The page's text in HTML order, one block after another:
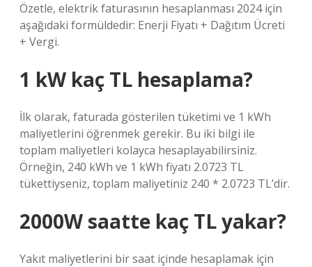
Özetle, elektrik faturasının hesaplanması 2024 için
aşağıdaki formüldedir: Enerji Fiyatı + Dağıtım Ücreti
+ Vergi.
1 kW kaç TL hesaplama?
İlk olarak, faturada gösterilen tüketimi ve 1 kWh
maliyetlerini öğrenmek gerekir. Bu iki bilgi ile
toplam maliyetleri kolayca hesaplayabilirsiniz.
Örneğin, 240 kWh ve 1 kWh fiyatı 2.0723 TL
tükettiyseniz, toplam maliyetiniz 240 * 2.0723 TL’dir.
2000W saatte kaç TL yakar?
Yakıt maliyetlerini bir saat içinde hesaplamak için